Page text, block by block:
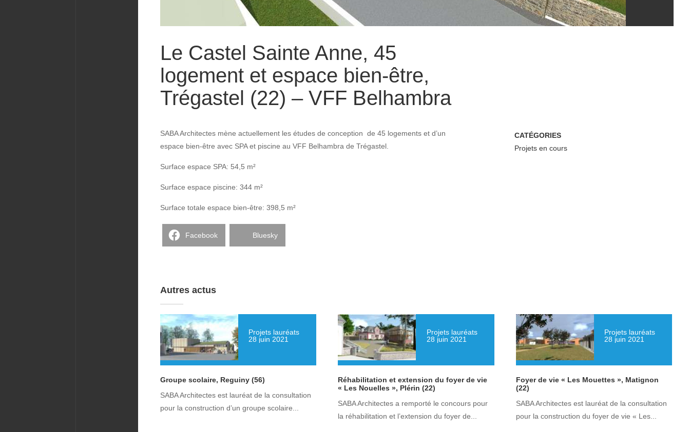
Le Castel Sainte Anne, 45
logement et espace bien-être,
Trégastel (22) – VFF Belhambra
CATÉGORIES
Projets en cours
SABA Architectes mène actuellement les études de conception de 45 logements et d’un
espace bien-être avec SPA et piscine au VFF Belhambra de Trégastel.
Surface espace SPA: 54,5 m²
Surface espace piscine: 344 m²
Surface totale espace bien-être: 398,5 m²
Facebook Bluesky
Autres actus
Projets lauréats
28 juin 2021
Groupe scolaire, Reguiny (56)
SABA Architectes est lauréat de la consultation
pour la construction d’un groupe scolaire...
Projets lauréats
28 juin 2021
Réhabilitation et extension du foyer de vie
« Les Nouelles », Plérin (22)
SABA Architectes a remporté le concours pour
la réhabilitation et l’extension du foyer de...
Projets lauréats
28 juin 2021
Foyer de vie « Les Mouettes », Matignon
(22)
SABA Architectes est lauréat de la consultation
pour la construction du foyer de vie « Les...